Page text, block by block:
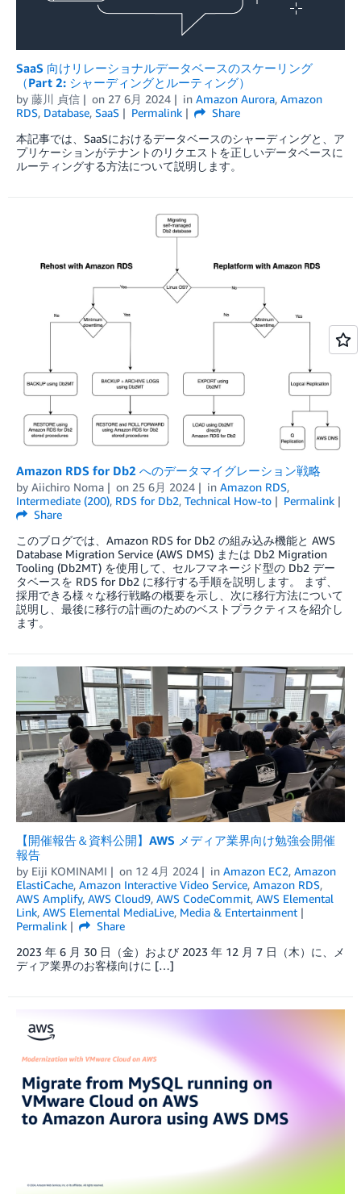
SaaS 向けリレーショナルデータベースのスケーリング
（Part 2: シャーディングとルーティング）
by 藤川 貞信 on 27 6月 2024 in Amazon Aurora, Amazon
RDS, Database, SaaS Permalink
Share
本記事では、SaaSにおけるデータベースのシャーディングと、ア
プリケーションがテナントのリクエストを正しいデータベースに
ルーティングする方法について説明します。
Amazon RDS for Db2 へのデータマイグレーション戦略
by Aiichiro Noma on 25 6月 2024 in Amazon RDS,
Intermediate (200), RDS for Db2, Technical How-to
Permalink
Share
このブログでは、Amazon RDS for Db2 の組み込み機能と AWS
Database Migration Service (AWS DMS) または Db2 Migration
Tooling (Db2MT) を使用して、セルフマネージド型の Db2 デー
タベースを RDS for Db2 に移行する手順を説明します。 まず、
採用できる様々な移行戦略の概要を示し、次に移行方法について
説明し、最後に移行の計画のためのベストプラクティスを紹介し
ます。
【開催報告＆資料公開】AWS メディア業界向け勉強会開催
報告
by Eiji KOMINAMI on 12 4月 2024 in Amazon EC2, Amazon
ElastiCache, Amazon Interactive Video Service, Amazon RDS,
AWS Amplify, AWS Cloud9, AWS CodeCommit, AWS Elemental
Link, AWS Elemental MediaLive, Media & Entertainment
Permalink
Share
2023 年 6 月 30 日（金）および 2023 年 12 月 7 日（木）に、メ
ディア業界のお客様向けに […]